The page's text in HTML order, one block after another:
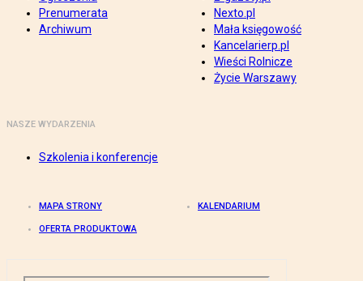
Prenumerata
Archiwum
Nexto.pl
Mała księgowość
Kancelarierp.pl
Wieści Rolnicze
Życie Warszawy
NASZE WYDARZENIA
Szkolenia i konferencje
MAPA STRONY KALENDARIUM
OFERTA PRODUKTOWA